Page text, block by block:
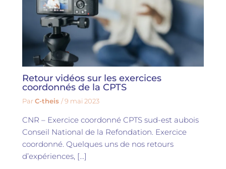
Retour vidéos sur les exercices
coordonnés de la CPTS
ParC-theis/9 mai 2023
CNR – Exercice coordonné CPTS sud-est aubois
Conseil National de la Refondation. Exercice
coordonné. Quelques uns de nos retours
d’expériences, […]